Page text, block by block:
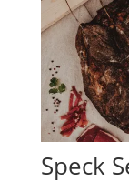
Speck